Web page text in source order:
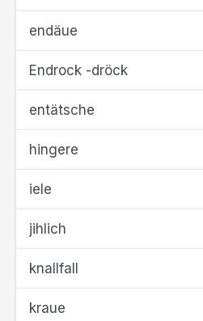
endäue
Endrock -dröck
entätsche
hingere
iele
jihlich
knallfall
kraue